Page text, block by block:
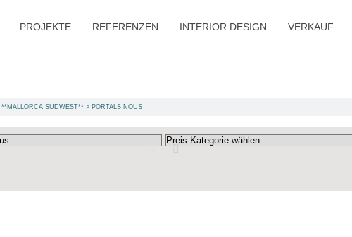
PROJEKTE REFERENZEN INTERIOR DESIGN VERKAUF
**MALLORCA SÜDWEST** > PORTALS NOUS